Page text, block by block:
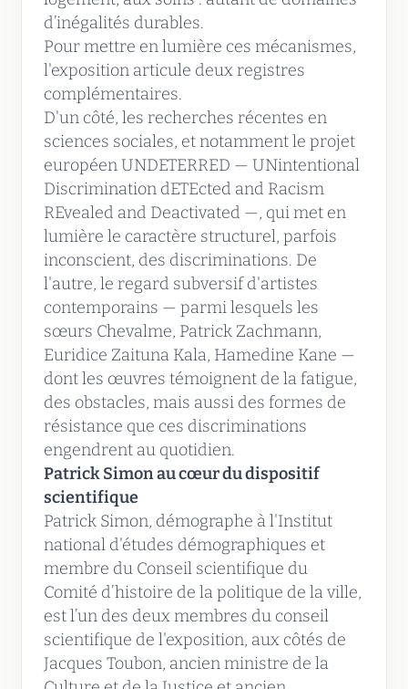
d’inégalités durables.
Pour mettre en lumière ces mécanismes,
l'exposition articule deux registres
complémentaires.
D'un côté, les recherches récentes en
sciences sociales, et notamment le projet
européen UNDETERRED — UNintentional
Discrimination dETEcted and Racism
REvealed and Deactivated —, qui met en
lumière le caractère structurel, parfois
inconscient, des discriminations. De
l'autre, le regard subversif d'artistes
contemporains — parmi lesquels les
sœurs Chevalme, Patrick Zachmann,
Euridice Zaituna Kala, Hamedine Kane —
dont les œuvres témoignent de la fatigue,
des obstacles, mais aussi des formes de
résistance que ces discriminations
engendrent au quotidien.
Patrick Simon au cœur du dispositif
scientifique
Patrick Simon, démographe à l'Institut
national d'études démographiques et
membre du Conseil scientifique du
Comité d’histoire de la politique de la ville,
est l’un des deux membres du conseil
scientifique de l'exposition, aux côtés de
Jacques Toubon, ancien ministre de la